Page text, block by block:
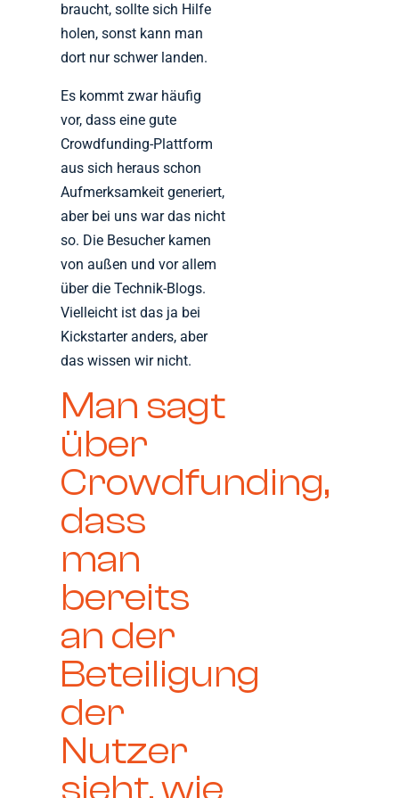
braucht, sollte sich Hilfe
holen, sonst kann man
dort nur schwer landen.
Es kommt zwar häufig
vor, dass eine gute
Crowdfunding-Plattform
aus sich heraus schon
Aufmerksamkeit generiert,
aber bei uns war das nicht
so. Die Besucher kamen
von außen und vor allem
über die Technik-Blogs.
Vielleicht ist das ja bei
Kickstarter anders, aber
das wissen wir nicht.
Man sagt
über
Crowdfunding,
dass
man
bereits
an der
Beteiligung
der
Nutzer